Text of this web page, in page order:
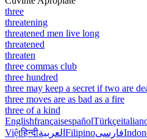
three
threatening
threatened men live long
threatened
threaten
three commas club
three hundred
three may keep a secret if two are
three moves are as bad as a fire
three of a kind
EnglishfrançaisespañolTürkçe
Việtहिन्दीالعربية Filipinoفارسی